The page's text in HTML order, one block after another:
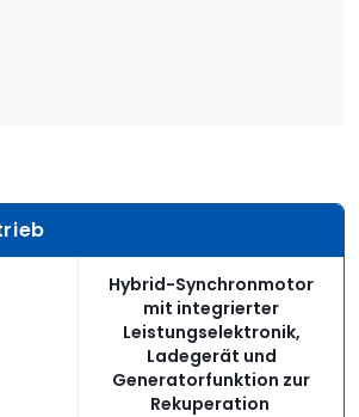
Hybrid-Synchronmotor
mit integrierter
Leistungselektronik,
Ladegerät und
Generatorfunktion zur
Rekuperation